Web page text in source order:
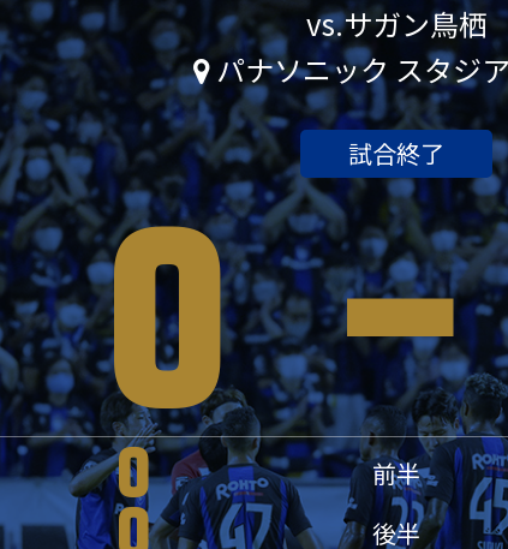
vs.サガン鳥栖
パナソニック スタジ
試合終了
0 -
0 前半
0
後半